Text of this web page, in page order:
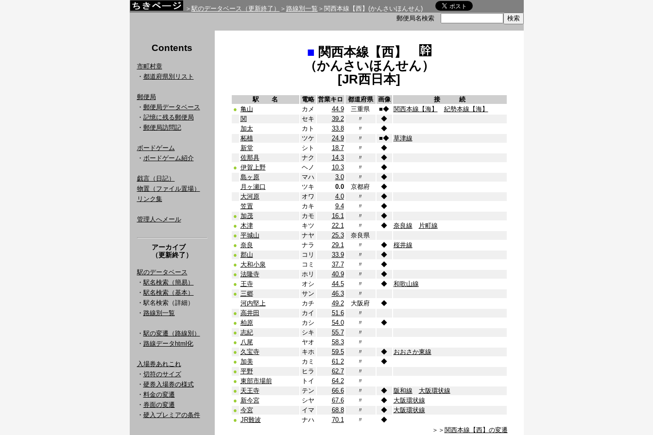
＞ 駅のデータベース（更新終了） ＞ 路線別一覧 ＞関西本線【西】(かんさいほんせん)
郵便局名検索
Contents
市町村章
・ 都道府県別リスト
郵便局
・ 郵便局データベース
・ 記憶に残る郵便局
・ 郵便局訪問記
ボードゲーム
・ ボードゲーム紹介
戯言（日記）
物置（ファイル置場）
リンク集
管理人へメール
アーカイブ
（更新終了）
駅のデータベース
・ 駅名検索（簡易）
・ 駅名検索（基本）
・駅名検索（詳細）
・ 路線別一覧
・ 駅の変遷（路線別）
・ 路線データhtml化
入場券あれこれ
・ 切符のサイズ
・ 硬券入場券の様式
・ 料金の変遷
・ 券面の変遷
・ 硬入プレミアの条件
■ 関西本線【西】
（かんさいほんせん）
[JR西日本]
駅 名 電略 営業キロ 都道府県 画像
接 続
● 亀山 カメ 44.9 三重県 ■◆ 関西本線【海】
紀勢本線【海】
関
セキ 39.2 〃
◆
加太
カト 33.8 〃
◆
柘植
ツケ 24.9 〃 ■◆ 草津線
新堂
シト 18.7 〃
◆
佐那具
ナク 14.3 〃
◆
● 伊賀上野 ヘノ 10.3 〃
◆
島ヶ原
マハ 3.0 〃
◆
月ヶ瀬口
ツキ 0.0 京都府
◆
大河原
オワ 4.0 〃
◆
笠置
カキ 9.4 〃
◆
● 加茂 カモ 16.1 〃
◆
● 木津 キツ 22.1 〃 ◆ 奈良線
片町線
● 平城山 ナヤ 25.3
奈良県
● 奈良 ナラ 29.1 〃 ◆
桜井線
● 郡山 コリ 33.9 〃
◆
● 大和小泉 コミ 37.7 〃
◆
● 法隆寺 ホリ 40.9 〃
◆
● 王寺 オシ 44.5 〃 ◆
和歌山線
● 三郷 サン 46.3
〃
河内堅上
カチ 49.2 大阪府
◆
● 高井田 カイ 51.6
〃
● 柏原 カシ 54.0 〃
◆
● 志紀 シキ 55.7
〃
● 八尾 ヤオ 58.3
〃
● 久宝寺 キホ 59.5 〃 ◆
おおさか東線
● 加美 カミ 61.2 〃
◆
● 平野 ヒラ 62.7
〃
● 東部市場前 トイ 64.2
〃
● 天王寺 テン 66.6 〃 ◆ 阪和線
大阪環状線
● 新今宮 シヤ 67.6 〃 ◆
大阪環状線
● 今宮 イマ 68.8 〃 ◆
大阪環状線
● JR難波 ナハ 70.1 〃
◆
＞＞ 関西本線【西】の変遷